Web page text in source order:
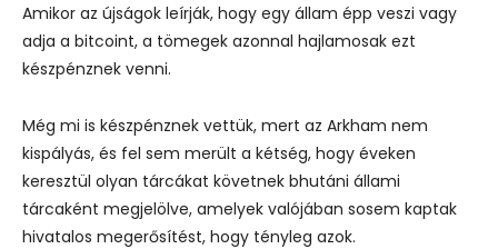
Amikor az újságok leírják, hogy egy állam épp veszi vagy
adja a bitcoint, a tömegek azonnal hajlamosak ezt
készpénznek venni.
Még mi is készpénznek vettük, mert az Arkham nem
kispályás, és fel sem merült a kétség, hogy éveken
keresztül olyan tárcákat követnek bhutáni állami
tárcaként megjelölve, amelyek valójában sosem kaptak
hivatalos megerősítést, hogy tényleg azok.